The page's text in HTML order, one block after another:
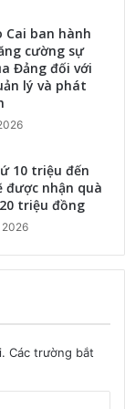
Cai ban hành
cường sự
Đảng đối với
lý và phát
10 triệu đến
được nhận quà
triệu đồng
2026
Các trường bắt